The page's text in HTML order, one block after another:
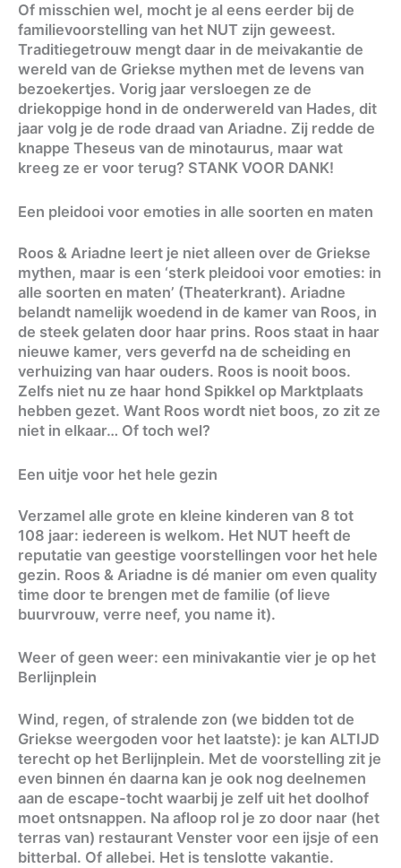
Of misschien wel, mocht je al eens eerder bij de
familievoorstelling van het NUT zijn geweest.
Traditiegetrouw mengt daar in de meivakantie de
wereld van de Griekse mythen met de levens van
bezoekertjes. Vorig jaar versloegen ze de
driekoppige hond in de onderwereld van Hades, dit
jaar volg je de rode draad van Ariadne. Zij redde de
knappe Theseus van de minotaurus, maar wat
kreeg ze er voor terug? STANK VOOR DANK!
Een pleidooi voor emoties in alle soorten en maten
Roos & Ariadne leert je niet alleen over de Griekse
mythen, maar is een ‘sterk pleidooi voor emoties: in
alle soorten en maten’ (Theaterkrant). Ariadne
belandt namelijk woedend in de kamer van Roos, in
de steek gelaten door haar prins. Roos staat in haar
nieuwe kamer, vers geverfd na de scheiding en
verhuizing van haar ouders. Roos is nooit boos.
Zelfs niet nu ze haar hond Spikkel op Marktplaats
hebben gezet. Want Roos wordt niet boos, zo zit ze
niet in elkaar… Of toch wel?
Een uitje voor het hele gezin
Verzamel alle grote en kleine kinderen van 8 tot
108 jaar: iedereen is welkom. Het NUT heeft de
reputatie van geestige voorstellingen voor het hele
gezin. Roos & Ariadne is dé manier om even quality
time door te brengen met de familie (of lieve
buurvrouw, verre neef, you name it).
Weer of geen weer: een minivakantie vier je op het
Berlijnplein
Wind, regen, of stralende zon (we bidden tot de
Griekse weergoden voor het laatste): je kan ALTIJD
terecht op het Berlijnplein. Met de voorstelling zit je
even binnen én daarna kan je ook nog deelnemen
aan de escape-tocht waarbij je zelf uit het doolhof
moet ontsnappen. Na afloop rol je zo door naar (het
terras van) restaurant Venster voor een ijsje of een
bitterbal. Of allebei. Het is tenslotte vakantie.